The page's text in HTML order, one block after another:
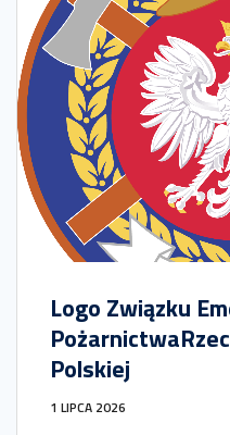
Logo Związku
Polskiej
1 LIPCA 2026